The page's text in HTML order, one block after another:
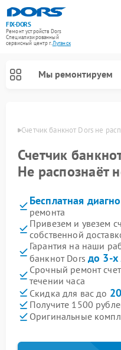
FIX-DORS
Ремонт устройств Dors
Специализированный
cервисный центр г.Луганск
Мы ремонтируем
Счетчик банкнот Dors не
Счетчик
Не распознаёт
Бесплатная
ремонта
Привезем и увезем
собственной
Гарантия на наши
банкнот Dors до 3-х
Срочный ремонт
течении часа
Скидка для вас до
Получите 1500
Оригинальные